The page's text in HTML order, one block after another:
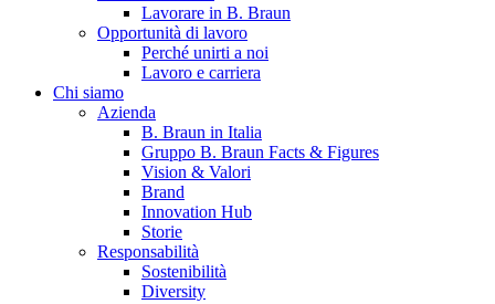
Scopri chi siamo ed entra nel mondo di B. Braun in Italia: 4
sedi, 4 aziende, più di 700 dipendenti e un Centro di
Eccellenza a livello globale.
Lavorare in B. Braun
Opportunità di lavoro
Perché unirti a noi
Lavoro e carriera
Chi siamo
Azienda
B. Braun in Italia
Gruppo B. Braun Facts & Figures
Vision & Valori
Brand
Innovation Hub
Storie
Responsabilità
Sostenibilità
Diversity